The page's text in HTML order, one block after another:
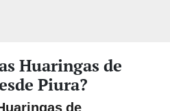
Huaringas de
Piura?
de